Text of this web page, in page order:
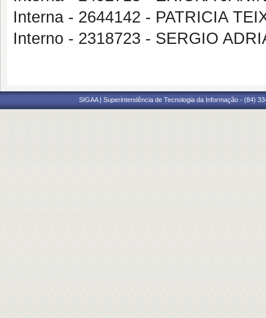
Interna - 2644142 - PATRICIA
Interno - 2318723 - SERGIO
SIGAA | Superintendência de Tecnologia da Informação - (84)